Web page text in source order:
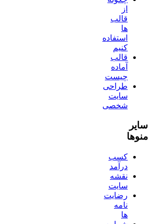
از
قالب
ها
استفاده
کنیم
قالب
آماده
چیست
طراحی
سایت
شخصی
سایر
منوها
کسب
درآمد
نقشه
سایت
رضایت
نامه
ها